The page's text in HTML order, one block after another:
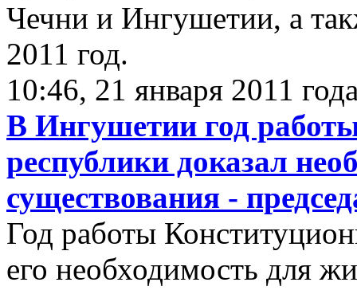
Чечни и Ингушетии, а
2011 год.
10:46, 21 января 2011
В Ингушетии год
республики доказал
существования -
Год работы
его необходимость для